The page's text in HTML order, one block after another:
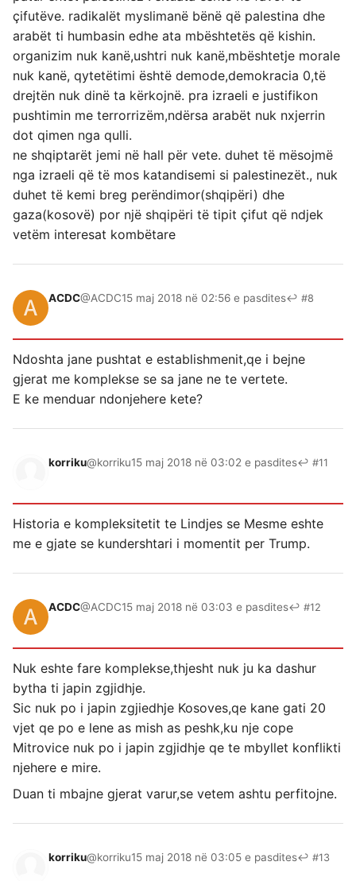
çifutëve. radikalët myslimanë bënë që palestina dhe
arabët ti humbasin edhe ata mbështetës që kishin.
organizim nuk kanë,ushtri nuk kanë,mbështetje morale
nuk kanë, qytetëtimi është demode,demokracia 0,të
drejtën nuk dinë ta kërkojnë. pra izraeli e justifikon
pushtimin me terrorrizëm,ndërsa arabët nuk nxjerrin
dot qimen nga qulli.
ne shqiptarët jemi në hall për vete. duhet të mësojmë
nga izraeli që të mos katandisemi si palestinezët., nuk
duhet të kemi breg perëndimor(shqipëri) dhe
gaza(kosovë) por një shqipëri të tipit çifut që ndjek
vetëm interesat kombëtare
ACDC@ACDC15 maj 2018 në 02:56 e pasdites↩ #8
Ndoshta jane pushtat e establishmenit,qe i bejne
gjerat me komplekse se sa jane ne te vertete.
E ke menduar ndonjehere kete?
korriku@korriku15 maj 2018 në 03:02 e pasdites↩ #11
Historia e kompleksitetit te Lindjes se Mesme eshte
me e gjate se kundershtari i momentit per Trump.
ACDC@ACDC15 maj 2018 në 03:03 e pasdites↩ #12
Nuk eshte fare komplekse,thjesht nuk ju ka dashur
bytha ti japin zgjidhje.
Sic nuk po i japin zgjiedhje Kosoves,qe kane gati 20
vjet qe po e lene as mish as peshk,ku nje cope
Mitrovice nuk po i japin zgjidhje qe te mbyllet konflikti
njehere e mire.
Duan ti mbajne gjerat varur,se vetem ashtu perfitojne.
korriku@korriku15 maj 2018 në 03:05 e pasdites↩ #13